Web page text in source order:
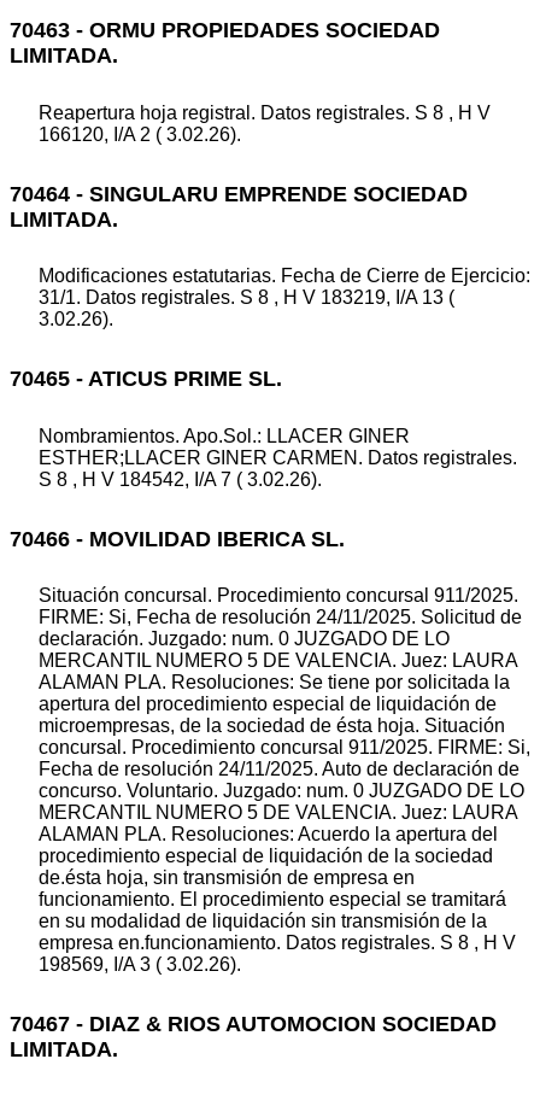
70463 - ORMU PROPIEDADES SOCIEDAD
LIMITADA.
Reapertura hoja registral. Datos registrales. S 8 , H V
166120, I/A 2 ( 3.02.26).
70464 - SINGULARU EMPRENDE SOCIEDAD
LIMITADA.
Modificaciones estatutarias. Fecha de Cierre de Ejercicio:
31/1. Datos registrales. S 8 , H V 183219, I/A 13 (
3.02.26).
70465 - ATICUS PRIME SL.
Nombramientos. Apo.Sol.: LLACER GINER
ESTHER;LLACER GINER CARMEN. Datos registrales.
S 8 , H V 184542, I/A 7 ( 3.02.26).
70466 - MOVILIDAD IBERICA SL.
Situación concursal. Procedimiento concursal 911/2025.
FIRME: Si, Fecha de resolución 24/11/2025. Solicitud de
declaración. Juzgado: num. 0 JUZGADO DE LO
MERCANTIL NUMERO 5 DE VALENCIA. Juez: LAURA
ALAMAN PLA. Resoluciones: Se tiene por solicitada la
apertura del procedimiento especial de liquidación de
microempresas, de la sociedad de ésta hoja. Situación
concursal. Procedimiento concursal 911/2025. FIRME: Si,
Fecha de resolución 24/11/2025. Auto de declaración de
concurso. Voluntario. Juzgado: num. 0 JUZGADO DE LO
MERCANTIL NUMERO 5 DE VALENCIA. Juez: LAURA
ALAMAN PLA. Resoluciones: Acuerdo la apertura del
procedimiento especial de liquidación de la sociedad
de.ésta hoja, sin transmisión de empresa en
funcionamiento. El procedimiento especial se tramitará
en su modalidad de liquidación sin transmisión de la
empresa en.funcionamiento. Datos registrales. S 8 , H V
198569, I/A 3 ( 3.02.26).
70467 - DIAZ & RIOS AUTOMOCION SOCIEDAD
LIMITADA.